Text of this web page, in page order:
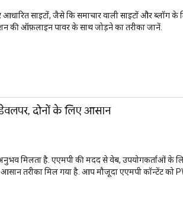
साइटों, जैसे कि समाचार वाली साइटों और ब्लॉग के
की ऑफ़लाइन पावर के साथ जोड़ने का तरीका जानें.
दोनों के लिए आसान
मिलता है. एएमपी की मदद से वेब, उपयोगकर्ताओं
तरीका मिल गया है. आप मौजूदा एएमपी कॉन्टेंट